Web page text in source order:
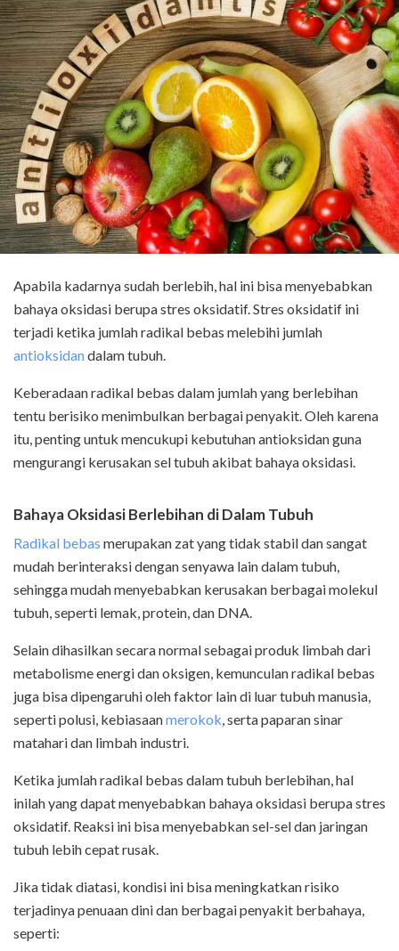
Apabila kadarnya sudah berlebih, hal ini bisa menyebabkan
bahaya oksidasi berupa stres oksidatif. Stres oksidatif ini
terjadi ketika jumlah radikal bebas melebihi jumlah
antioksidandalam tubuh.
Keberadaan radikal bebas dalam jumlah yang berlebihan
tentu berisiko menimbulkan berbagai penyakit. Oleh karena
itu, penting untuk mencukupi kebutuhan antioksidan guna
mengurangi kerusakan sel tubuh akibat bahaya oksidasi.
Bahaya Oksidasi Berlebihan di Dalam Tubuh
Radikal bebas merupakan zat yang tidak stabil dan sangat
mudah berinteraksi dengan senyawa lain dalam tubuh,
sehingga mudah menyebabkan kerusakan berbagai molekul
tubuh, seperti lemak, protein, dan DNA.
Selain dihasilkan secara normal sebagai produk limbah dari
metabolisme energi dan oksigen, kemunculan radikal bebas
juga bisa dipengaruhi oleh faktor lain di luar tubuh manusia,
seperti polusi, kebiasaanmerokok, serta paparan sinar
matahari dan limbah industri.
Ketika jumlah radikal bebas dalam tubuh berlebihan, hal
inilah yang dapat menyebabkan bahaya oksidasi berupa stres
oksidatif. Reaksi ini bisa menyebabkan sel-sel dan jaringan
tubuh lebih cepat rusak.
Jika tidak diatasi, kondisi ini bisa meningkatkan risiko
terjadinya penuaan dini dan berbagai penyakit berbahaya,
seperti: